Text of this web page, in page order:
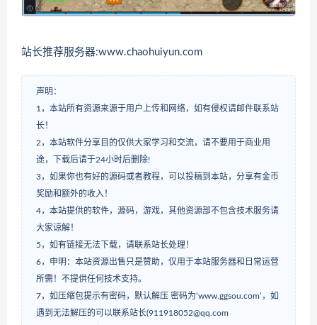
站长推荐服务器:www.chaohuiyun.com
声明：
1，本站所有资源来源于用户上传和网络，如有侵权请邮件联系站
长！
2，本站软件分享目的仅供大家学习和交流，请不要用于商业用
途，下载后请于24小时后删除!
3，如果你也有好的源码或者教程，可以投稿到本站，分享有金币
奖励和额外的收入！
4，本站提供的软件，源码，游戏，其他资源部不包含技术服务请
大家谅解！
5，如有链接无法下载，请联系站长处理！
6，申明：本站资源出售只是赞助，仅用于本站服务器和日常运营
所需！不提供任何技术支持。
7，如压缩包提示有密码，默认解压 密码为‘www.ggsou.com’，如
遇到无法解压的可以联系站长(911918052@qq.com